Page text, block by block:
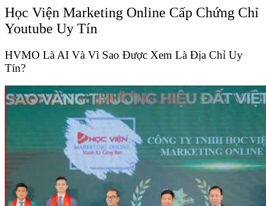
Học Viện Marketing Online Cấp Chứng Chỉ
Youtube Uy Tín
HVMO Là AI Và Vì Sao Được Xem Là Địa Chỉ Uy
Tín?